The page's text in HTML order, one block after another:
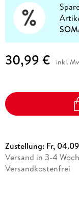
30,99 € inkl.
Zustellung: Fr,
Versand in 3-4
Versandkostenfrei